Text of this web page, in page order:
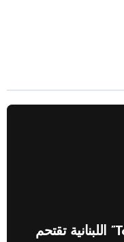
من بيروت إلى دبي…”Top Stop” اللبنانية تقتحم